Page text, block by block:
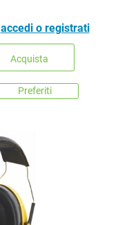
accedi o registrati
Acquista
Preferiti